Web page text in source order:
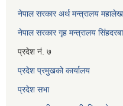
नेपाल सरकार अर्थ मन्त्रालय
नेपाल सरकार गृह मन्त्रालय
प्रदेश नं. ७
प्रदेश प्रमुखको कार्यालय
प्रदेश सभा